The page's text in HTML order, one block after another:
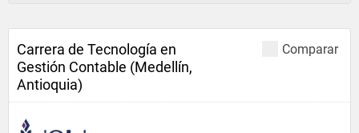
Comparar
Carrera de Tecnología en
Gestión Contable (Medellín,
Antioquia)